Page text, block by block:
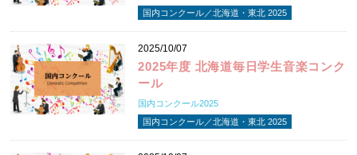
国内コンクール／北海道・東北 2025
2025/10/07
2025年度 北海道毎日学生音楽コンク
ール
国内コンクール2025
国内コンクール／北海道・東北 2025